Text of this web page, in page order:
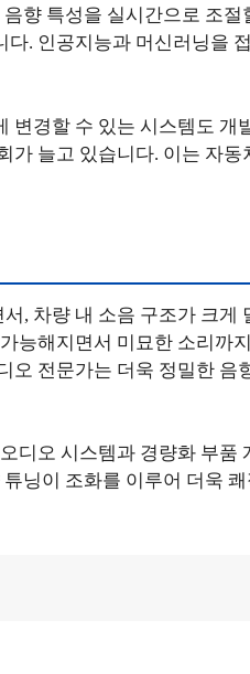
향 특성을 실시간으로 조절
. 인공지능과 머신러닝을
변경할 수 있는 시스템도 개
가 늘고 있습니다. 이는 자
, 차량 내 소음 구조가 크게
능해지면서 미묘한 소리까
오 전문가는 더욱 정밀한 음
디오 시스템과 경량화 부품
닝이 조화를 이루어 더욱